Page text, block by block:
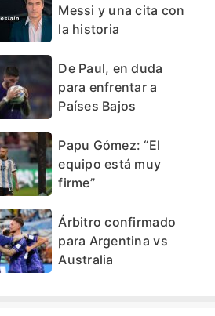
Messi y una cita con
la historia
De Paul, en duda
para enfrentar a
Países Bajos
Papu Gómez: “El
equipo está muy
firme”
Árbitro confirmado
para Argentina vs
Australia